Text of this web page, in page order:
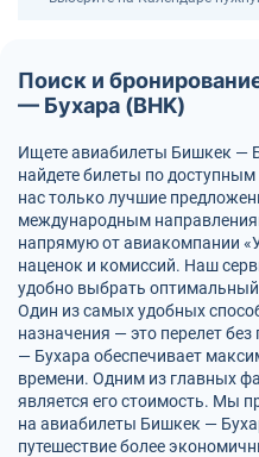
Поиск и
— Бухара (BHK)
Ищете авиабилеты Бишкек —
найдете билеты по
нас только лучшие
международным
напрямую от авиакомпании
наценок и комиссий. Наш
удобно выбрать
Один из самых удобных
назначения — это перелет
— Бухара обеспечивает
времени. Одним из главных
является его стоимость. Мы
на авиабилеты Бишкек —
путешествие более